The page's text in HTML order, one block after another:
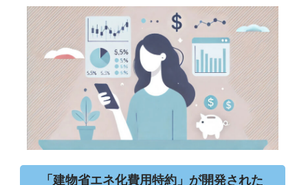
「建物省エネ化費用特約」が開発された